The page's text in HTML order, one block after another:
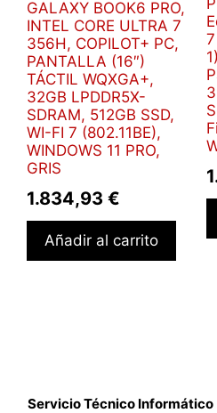
GALAXY BOOK6 PRO,
INTEL CORE ULTRA 7
356H, COPILOT+ PC,
PANTALLA (16″)
TÁCTIL WQXGA+,
32GB LPDDR5X-
SDRAM, 512GB SSD,
WI-FI 7 (802.11BE),
WINDOWS 11 PRO,
GRIS
1.834,93 €
Añadir al carrito
Servicio Técnico